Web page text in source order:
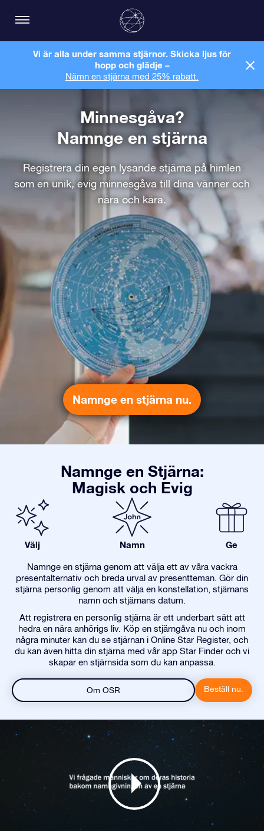
Vi är alla under samma stjärnor. Skicka ljus för
hopp och glädje –
Nämn en stjärna med 25% rabatt.
Minnesgåva?
Namnge en stjärna
Registrera din egen lysande stjärna på himlen
som en unik, evig minnesgåva till dina vänner och
nära och kära.
Namnge en stjärna nu.
Namnge en Stjärna:
Magisk och Evig
Välj Namn Ge
Namnge en stjärna genom att välja ett av våra vackra
presentalternativ och breda urval av presentteman. Gör din
stjärna personlig genom att välja en konstellation, stjärnans
namn och stjärnans datum.
Att registrera en personlig stjärna är ett underbart sätt att
hedra en nära anhörigs liv. Köp en stjärngåva nu och inom
några minuter kan du se stjärnan i Online Star Register, och
du kan även hitta din stjärna med vår app Star Finder och vi
skapar en stjärnsida som du kan anpassa.
Om OSR Beställ nu.